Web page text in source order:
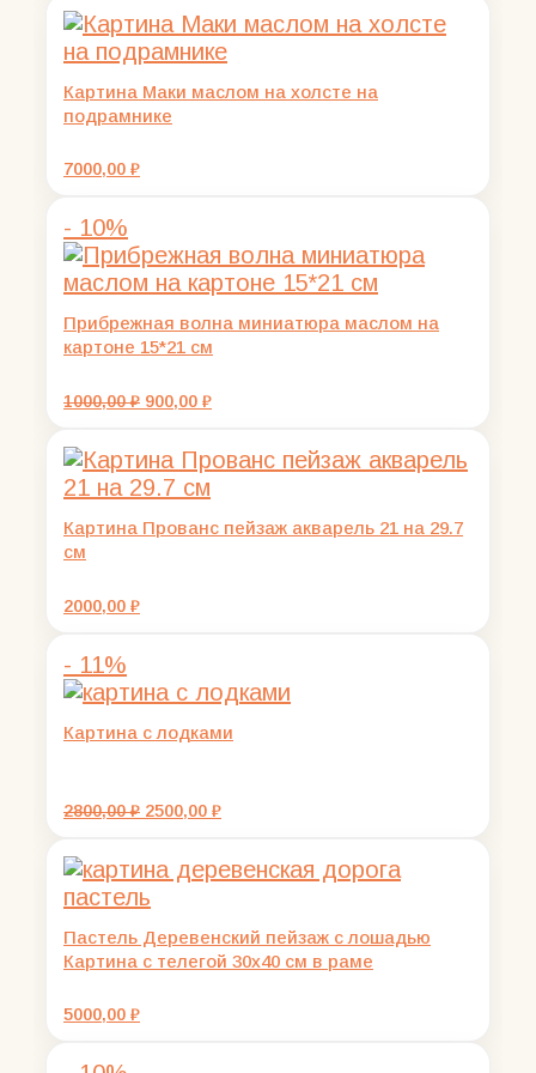
5000,00 ₽.
Картина Маки маслом на холсте на
подрамнике
7000,00 ₽
- 10%
Прибрежная волна миниатюра маслом на
картоне 15*21 см
1000,00₽ Первоначальная
1000,00 ₽.
900,00 ₽Текущая
Картина Прованс пейзаж акварель 21 на 29.7
см
2000,00 ₽
- 11%
Картина с лодками
2800,00₽ Первоначальная
2800,00 ₽.
2500,00 ₽Текущая
Пастель Деревенский пейзаж с лошадью
Картина с телегой 30х40 см в раме
5000,00 ₽